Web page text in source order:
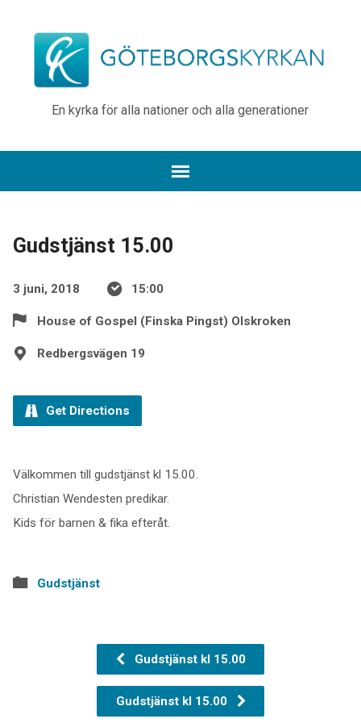
En kyrka för alla nationer och alla generationer
Gudstjänst 15.00
3 juni, 2018 15:00
House of Gospel (Finska Pingst) Olskroken
Redbergsvägen 19
Get Directions
Välkommen till gudstjänst kl 15.00.
Christian Wendesten predikar.
Kids för barnen & fika efteråt.
Gudstjänst
Gudstjänst kl 15.00
Gudstjänst kl 15.00